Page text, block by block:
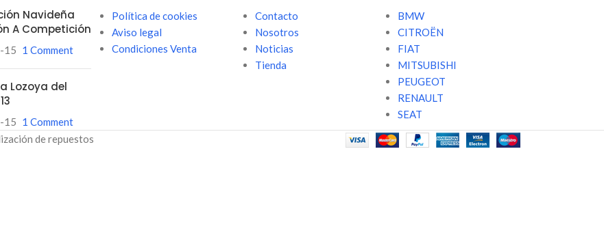
Navideña
A Competición
15 1 Comment
Lozoya del
15 1 Comment
Política de cookies
Aviso legal
Condiciones Venta
Contacto
Nosotros
Noticias
Tienda
BMW
CITROËN
FIAT
MITSUBISHI
PEUGEOT
RENAULT
SEAT
de repuestos